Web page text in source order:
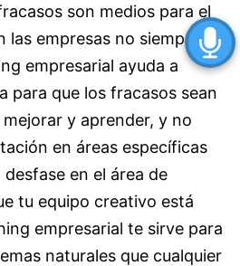
son medios para el
las empresas no siempre se
empresarial ayuda a
para que los fracasos sean
y aprender, y no
en áreas específicas
en el área de
tu equipo creativo está
empresarial te sirve para
naturales que cualquier